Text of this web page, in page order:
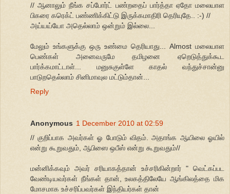
// ஆனாலும் நீங்க சப்போர்ட் பண்றதைப் பார்த்தா ஏதோ மலையாள
பிகரை கரெக்ட் பண்ணிக்கிட்டு இருக்கமாதிரி தெரியுதே.. :-) //
அய்யய்யோ அதெல்லாம் ஒன்றும் இல்லை...
மேலும் உங்களுக்கு ஒரு உண்மை தெரியாது... Almost மலையாள
பெண்கள் அனைவருமே தமிழனை ஏறெடுத்துக்கூட
பார்க்கமாட்டாள்... மனுசுகுள்ளே காதல் வந்துச்சான்னு
பாடுறதெல்லாம் சினிமாவுல மட்டும்தான்...
Reply
Anonymous 1 December 2010 at 02:59
// குறிப்பாக அவர்கள் ஓ போடும் விதம். அதாங்க ஆயிலை ஓயில்
என்று கூறுவதும், ஆபிஸை ஒபீஸ் என்று கூறுவதும்//
மன்னிக்கவும் அவர் சரியாகத்தான் உச்சரிகின்றார் " வெட்கப்பட
வேண்டியவர்கள் நீங்கள் தான், உலகத்திலேயே ஆங்கிலத்தை மிக
மோசமாக உச்சரிப்பவர்கள் இந்தியர்கள் தான்